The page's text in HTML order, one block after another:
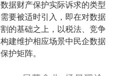
据财产保护实际诉求的类型
要被适时引入，即在对数据
的基础之上，以税法、竞争
建维护相应场景中民企数据
护矩阵。